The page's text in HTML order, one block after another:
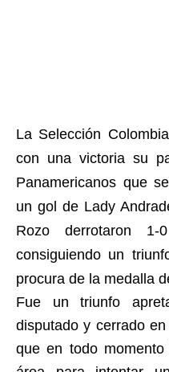
La Selección
con una victoria su
Panamericanos que
un gol de Lady
Rozo derrotaron
consiguiendo un
procura de la medalla
Fue un triunfo
disputado y cerrado
que en todo